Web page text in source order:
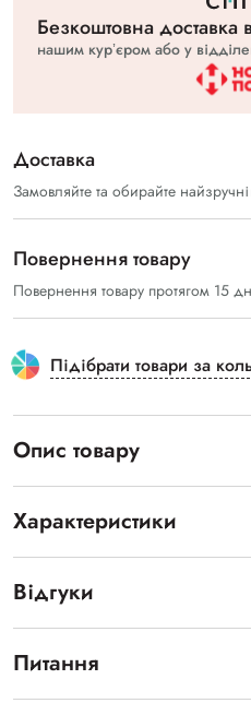
Безкоштовна
нашим курʼєром або у
Доставка
Замовляйте та обирайте
Повернення товару
Повернення товару протягом 15
Підібрати товари за
Опис товару
Характеристики
Відгуки
Питання